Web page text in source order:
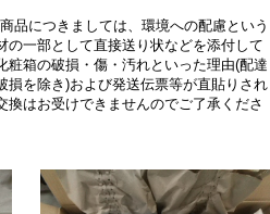
品につきましては、環境への配慮という
の一部として直接送り状などを添付して
粧箱の破損・傷・汚れといった理由(配達
損を除き)および発送伝票等が直貼りされ
換はお受けできませんのでご了承くださ